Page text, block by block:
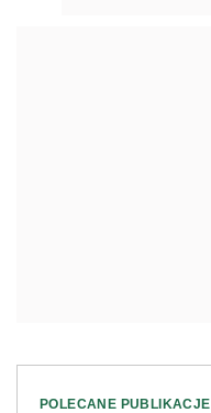
POLECANE PUBLIKACJE